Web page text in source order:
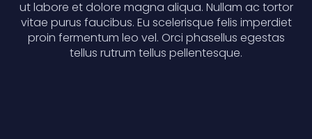
ut labore et dolore magna aliqua. Nullam ac tortor
vitae purus faucibus. Eu scelerisque felis imperdiet
proin fermentum leo vel. Orci phasellus egestas
tellus rutrum tellus pellentesque.